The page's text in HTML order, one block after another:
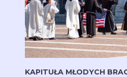
KAPITUŁA MŁODYCH